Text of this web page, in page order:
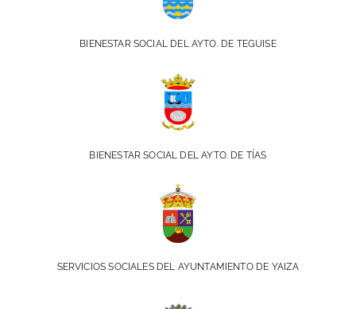
BIENESTAR SOCIAL DEL AYTO. DE TEGUISE
BIENESTAR SOCIAL DEL AYTO. DE TÍAS
SERVICIOS SOCIALES DEL AYUNTAMIENTO DE YAIZA